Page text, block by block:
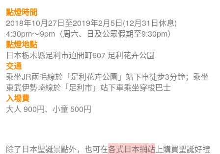
點燈時間
2018年10月27日至2019年2月5日(12月31日休息)
4:30pm～9pm（周六、日及公眾假期至9:30pm）
點燈地點
日本栃木縣足利市迫間町607 足利花卉公園
交通
乘坐JR兩毛線於「足利花卉公園」站下車徒步3分鐘；乘坐
東武伊勢崎線於「足利市」站下車乘坐穿梭巴士
入場費
大人 900円、小童 500円
除了日本聖誕景點外，也可在各式日本網站上購買聖誕好禮